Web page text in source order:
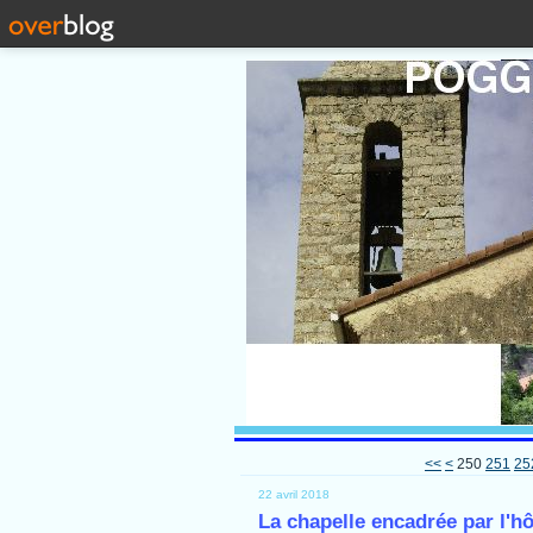
<< < 200
210
220
230
240
250 251
22 avril 2018
La chapelle encadrée par